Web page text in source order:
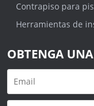
Contrapiso para
Herramientas de
OBTENGA